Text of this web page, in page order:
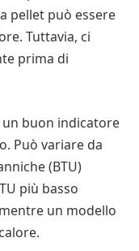
bisogno di un
tostare o
si può
di un fornello a
il tempo
la fiamma
dei cibi.
delle sue
gli occhi aperti
importante per
vivo il fuoco della
l’utilizzo di
sono
ed efficiente e
installati in
inoltre
Sono
pellet può essere
Tuttavia, ci
prima di
un buon indicatore
Può variare da
(BTU)
più basso
un modello